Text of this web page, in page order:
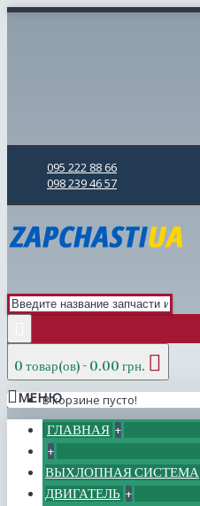
095 222 88 66
098 239 46 57
0 товар(ов) - 0.00 грн.
В корзине пусто!
МЕНЮ
ГЛАВНАЯ +
+
ВЫХЛОПНАЯ СИСТЕМА
ДВИГАТЕЛЬ +